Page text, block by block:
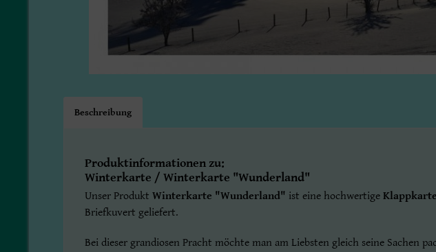
Beschreibung
Produktinformationen zu:
Winterkarte / Winterkarte "Wunderland"
Unser Produkt Winterkarte "Wunderland" ist eine hochwertige Klappkarte
Briefkuvert geliefert.
Bei dieser grandiosen Pracht möchte man am Liebsten gleich seine Sachen